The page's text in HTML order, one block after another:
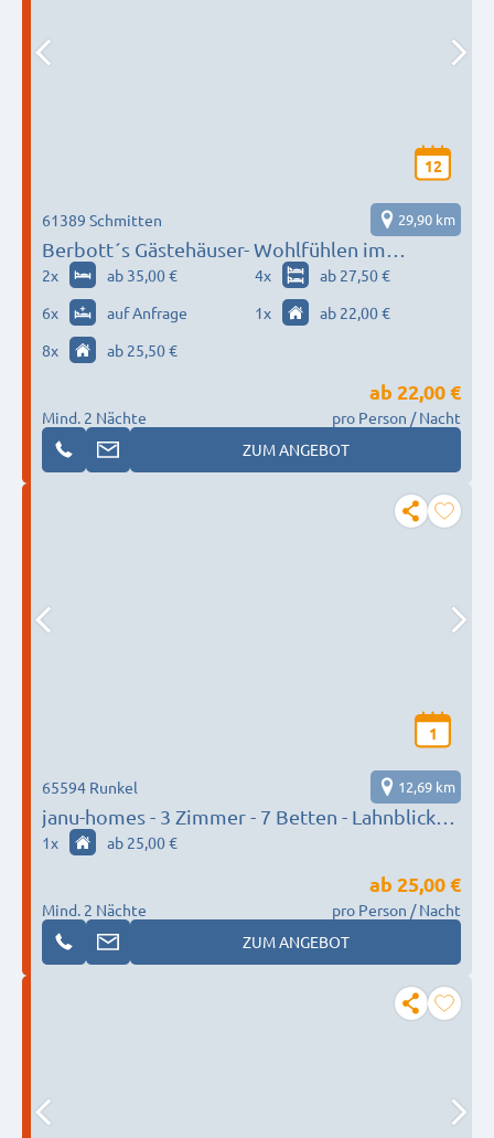
12
Berbott´s Gästehäuser- Wohlfühlen im
Taunus/Niederreifenberg
61389 Schmitten 29,90 km
2x ab 35,00 € 4x
ab 27,50 €
6x auf Anfrage 1x
ab 22,00 €
8x ab 25,50 €
Mind. 2 Nächte
ab 22,00 €
pro Person / Nacht
ZUM ANGEBOT
1
janu-homes - 3 Zimmer - 7 Betten - Lahnblick
vom Rheinberg
65594 Runkel 12,69 km
1x ab 25,00 €
Mind. 2 Nächte
ab 25,00 €
pro Person / Nacht
ZUM ANGEBOT